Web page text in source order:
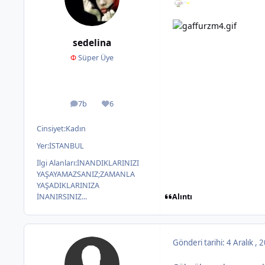
sedelina
ΦSüper Üye
7b
ileti 6
İtibar
Cinsiyet:Kadın
Yer:İSTANBUL
İlgi Alanları:İNANDIKLARINIZI
YAŞAYAMAZSANIZ;ZAMANLA
YAŞADIKLARINIZA
İNANIRSINIZ...
Alıntı
Gönderi tarihi: 4 Aralık ,